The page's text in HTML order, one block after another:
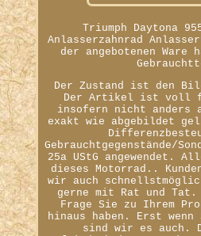
Triumph Daytona
Anlasserzahnrad
der angebotenen Ware
Der Zustand ist den
Der Artikel ist voll
insofern nicht anders
exakt wie abgebildet
Gebrauchtgegenstände/
25a UStG angewendet.
dieses Motorrad..
wir auch
gerne mit Rat und
Frage Sie zu Ihrem
hinaus haben. Erst
sind wir es auch.